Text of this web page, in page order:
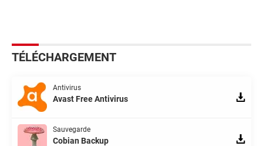
TÉLÉCHARGEMENT
Antivirus
Avast Free Antivirus
Sauvegarde
Cobian Backup